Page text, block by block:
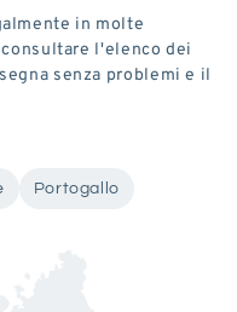
in molte
l'elenco dei
senza problemi e il
Portogallo